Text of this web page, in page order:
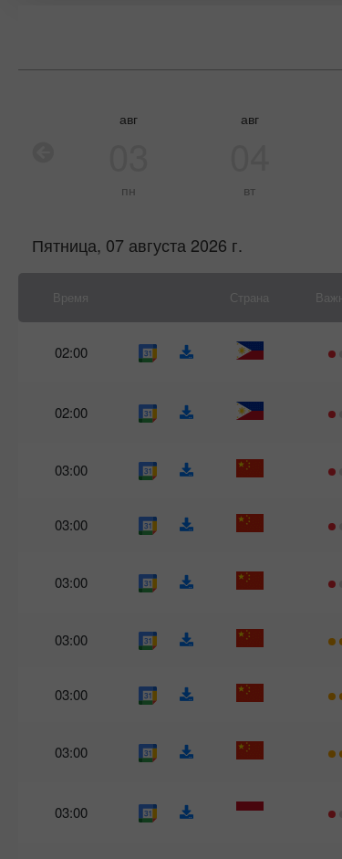
авг
пн
авг
вт
Пятница, 07 августа 2026 г.
Время Страна
02:00
02:00
03:00
03:00
03:00
03:00
03:00
03:00
03:00